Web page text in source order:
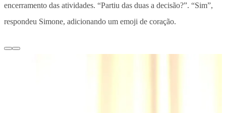
encerramento das atividades. “Partiu das duas a decisão?”. “Sim”,
respondeu Simone, adicionando um emoji de coração.